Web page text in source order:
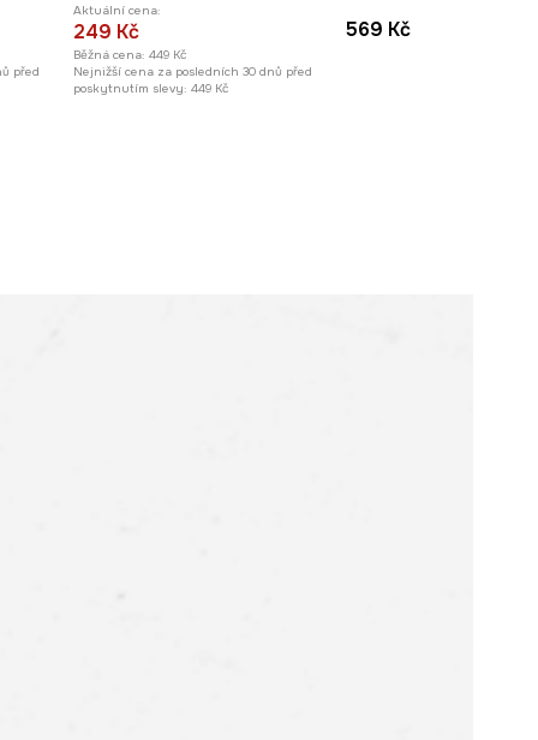
před
Aktuální cena:
249 Kč
Běžná cena: 449 Kč
Nejnižší cena za posledních 30 dnů před
poskytnutím slevy: 449 Kč
569 Kč